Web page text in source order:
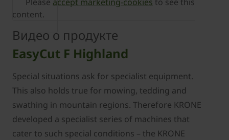
content.
Видео о продукте
EasyCut F Highland
Special situations ask for specialist equipment.
This also holds true for mowing, tedding and
swathing in mountain regions. Therefore KRONE
developed a specialist series of machines that
cater to such special conditions – the KRONE